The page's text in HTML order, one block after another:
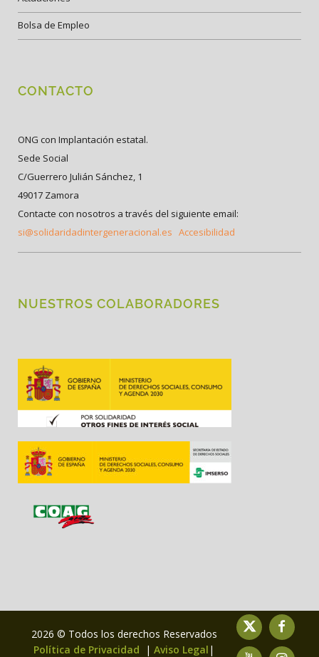
Bolsa de Empleo
CONTACTO
ONG con Implantación estatal.
Sede Social
C/Guerrero Julián Sánchez, 1
49017 Zamora
Contacte con nosotros a través del siguiente email:
si@solidaridadintergeneracional.es Accesibilidad
NUESTROS COLABORADORES
2026 © Todos los derechos Reservados
Política de Privacidad
| Aviso Legal |